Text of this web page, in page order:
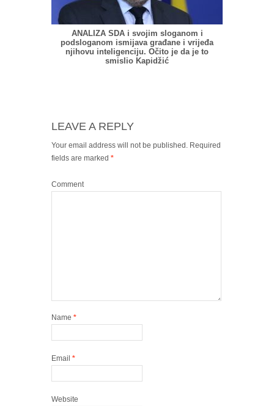
ANALIZA SDA i svojim sloganom i
podsloganom ismijava građane i vrijeđa
njihovu inteligenciju. Očito je da je to
smislio Kapidžić
LEAVE A REPLY
Your email address will not be published. Required
fields are marked *
Comment
Name *
Email *
Website